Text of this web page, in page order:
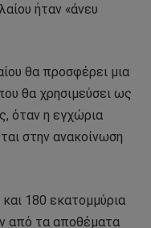
ήταν «άνευ
θα προσφέρει μια
θα χρησιμεύσει ως
όταν η εγχώρια
στην ανακοίνωση
180 εκατομμύρια
από τα αποθέματα